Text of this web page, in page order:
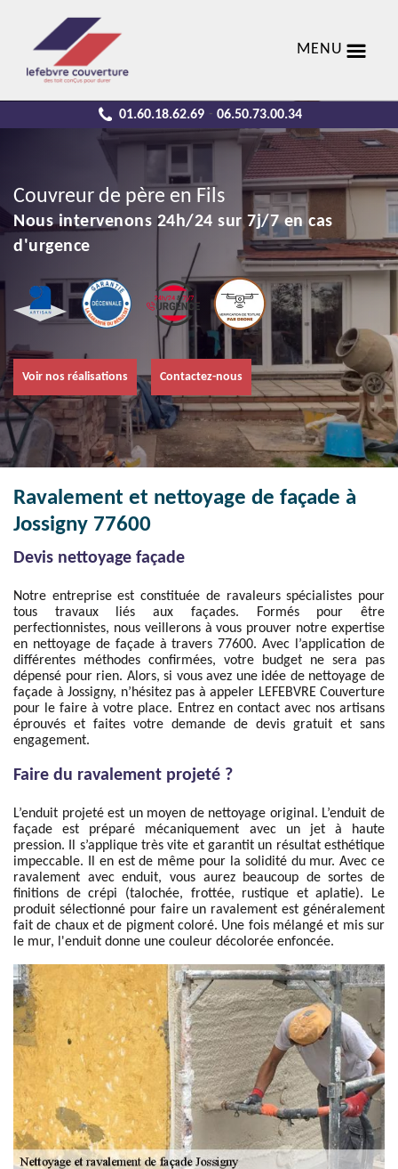
MENU
01.60.18.62.69 - 06.50.73.00.34
Couvreur de père en Fils
Nous intervenons 24h/24 sur 7j/7 en cas
d'urgence
Voir nos réalisations Contactez-nous
Ravalement et nettoyage de façade à
Jossigny 77600
Devis nettoyage façade
Notre entreprise est constituée de ravaleurs spécialistes pour
tous travaux liés aux façades. Formés pour être
perfectionnistes, nous veillerons à vous prouver notre expertise
en nettoyage de façade à travers 77600. Avec l’application de
différentes méthodes confirmées, votre budget ne sera pas
dépensé pour rien. Alors, si vous avez une idée de nettoyage de
façade à Jossigny, n’hésitez pas à appeler LEFEBVRE Couverture
pour le faire à votre place. Entrez en contact avec nos artisans
éprouvés et faites votre demande de devis gratuit et sans
engagement.
Faire du ravalement projeté ?
L’enduit projeté est un moyen de nettoyage original. L’enduit de
façade est préparé mécaniquement avec un jet à haute
pression. Il s’applique très vite et garantit un résultat esthétique
impeccable. Il en est de même pour la solidité du mur. Avec ce
ravalement avec enduit, vous aurez beaucoup de sortes de
finitions de crépi (talochée, frottée, rustique et aplatie). Le
produit sélectionné pour faire un ravalement est généralement
fait de chaux et de pigment coloré. Une fois mélangé et mis sur
le mur, l'enduit donne une couleur décolorée enfoncée.